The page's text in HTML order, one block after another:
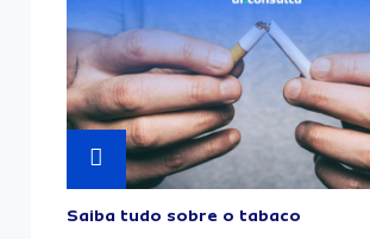
Saiba tudo sobre o tabaco